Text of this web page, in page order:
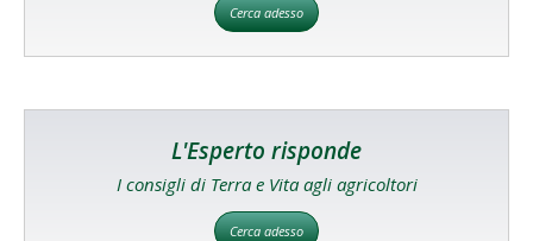
Cerca adesso
L'Esperto risponde
I consigli di Terra e Vita agli agricoltori
Cerca adesso